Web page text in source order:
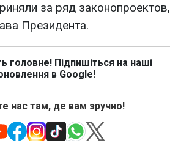
за ряд законопроектов,
Президента.
головне! Підпишіться на наші
в Google!
нас там, де вам зручно!